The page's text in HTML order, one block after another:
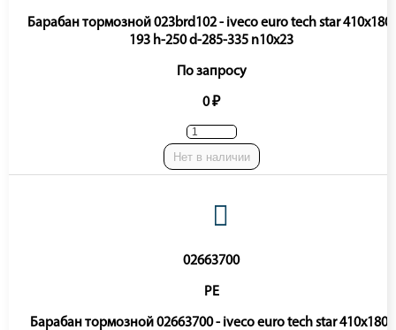
Барабан тормозной 023brd102 - iveco euro tech star 410x180-
193 h-250 d-285-335 n10x23
По запросу
0 ₽
Нет в наличии
02663700
PE
Барабан тормозной 02663700 - iveco euro tech star 410x180-